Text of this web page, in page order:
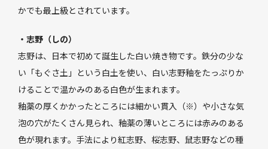
かでも最上級とされています。
・志野（しの）
志野は、日本で初めて誕生した白い焼き物です。鉄分の少な
い「もぐさ土」という白土を使い、白い志野釉をたっぷりか
けることで温かみのある白色が生まれます。
釉薬の厚くかかったところには細かい貫入（※）や小さな気
泡の穴がたくさん見られ、釉薬の薄いところには赤みのある
色が現れます。手法により紅志野、桜志野、鼠志野などの種